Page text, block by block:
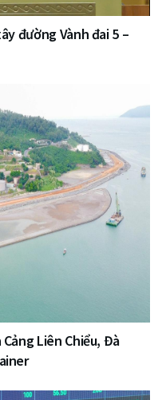
đường Vành đai 5 –
Liên Chiểu, Đà